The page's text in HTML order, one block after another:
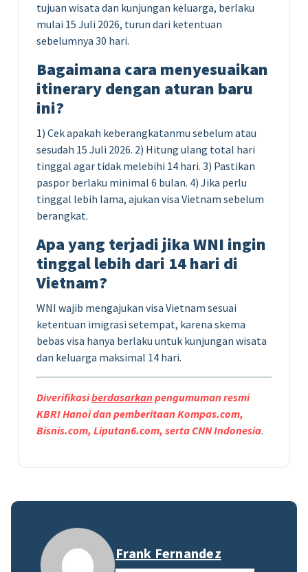
tujuan wisata dan kunjungan keluarga, berlaku
mulai 15 Juli 2026, turun dari ketentuan
sebelumnya 30 hari.
Bagaimana cara menyesuaikan
itinerary dengan aturan baru
ini?
1) Cek apakah keberangkatanmu sebelum atau
sesudah 15 Juli 2026. 2) Hitung ulang total hari
tinggal agar tidak melebihi 14 hari. 3) Pastikan
paspor berlaku minimal 6 bulan. 4) Jika perlu
tinggal lebih lama, ajukan visa Vietnam sebelum
berangkat.
Apa yang terjadi jika WNI ingin
tinggal lebih dari 14 hari di
Vietnam?
WNI wajib mengajukan visa Vietnam sesuai
ketentuan imigrasi setempat, karena skema
bebas visa hanya berlaku untuk kunjungan wisata
dan keluarga maksimal 14 hari.
Diverifikasiberdasarkan pengumuman resmi
KBRI Hanoi dan pemberitaan Kompas.com,
Bisnis.com, Liputan6.com, serta CNN Indonesia.
Frank Fernandez